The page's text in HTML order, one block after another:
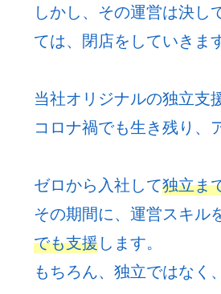
しかし、その運営は決し
ては、閉店をしていきます
当社オリジナルの独立支
コロナ禍でも生き残り、
ゼロから入社して独立ま
その期間に、運営スキル
でも支援します。
もちろん、独立ではなく